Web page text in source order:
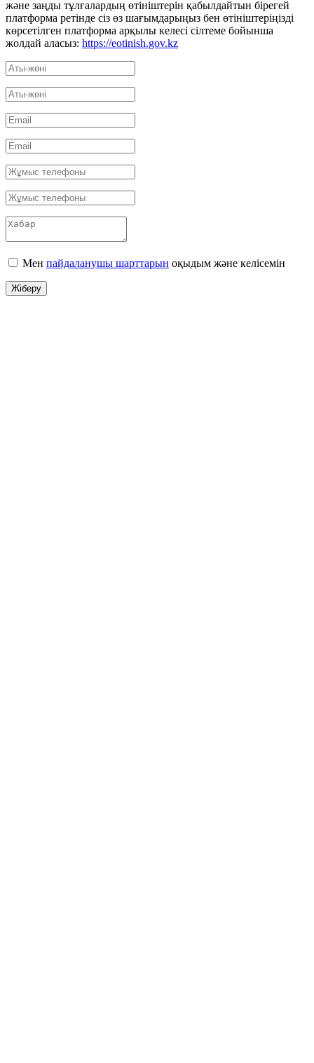
және заңды тұлғалардың өтініштерін қабылдайтын бірегей
платформа ретінде сіз өз шағымдарыңыз бен өтініштеріңізді
көрсетілген платформа арқылы келесі сілтеме бойынша
жолдай аласыз: https://eotinish.gov.kz
Мен пайдаланушы шарттарын оқыдым және келісемін
Жіберу